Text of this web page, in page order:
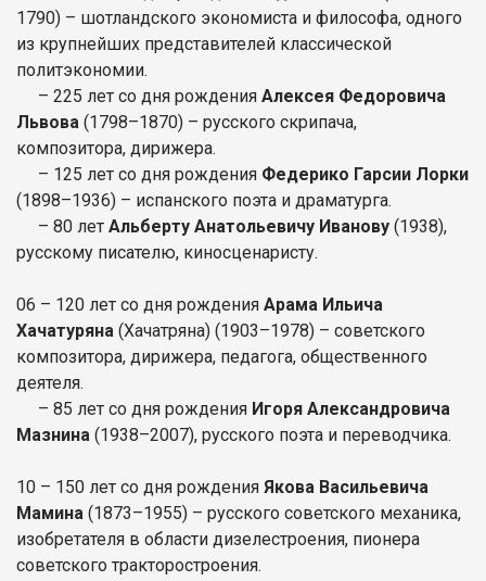
1790) – шотландского экономиста и философа, одного
из крупнейших представителей классической
политэкономии.
– 225 лет со дня рождения Алексея Федоровича
Львова (1798–1870) – русского скрипача,
композитора, дирижера.
– 125 лет со дня рождения Федерико Гарсии Лорки
(1898–1936) – испанского поэта и драматурга.
– 80 лет Альберту Анатольевичу Иванову (1938),
русскому писателю, киносценаристу.
06 – 120 лет со дня рождения Арама Ильича
Хачатуряна (Хачатряна) (1903–1978) – советского
композитора, дирижера, педагога, общественного
деятеля.
– 85 лет со дня рождения Игоря Александровича
Мазнина (1938–2007), русского поэта и переводчика.
10 – 150 лет со дня рождения Якова Васильевича
Мамина (1873–1955) – русского советского механика,
изобретателя в области дизелестроения, пионера
советского тракторостроения.